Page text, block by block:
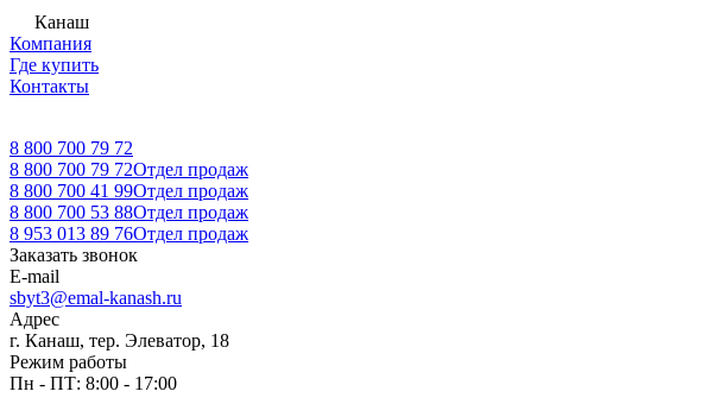
Канаш
Компания
Где купить
Контакты
8 800 700 79 72
8 800 700 79 72Отдел продаж
8 800 700 41 99Отдел продаж
8 800 700 53 88Отдел продаж
8 953 013 89 76Отдел продаж
Заказать звонок
E-mail
sbyt3@emal-kanash.ru
Адрес
г. Канаш, тер. Элеватор, 18
Режим работы
Пн - ПТ: 8:00 - 17:00